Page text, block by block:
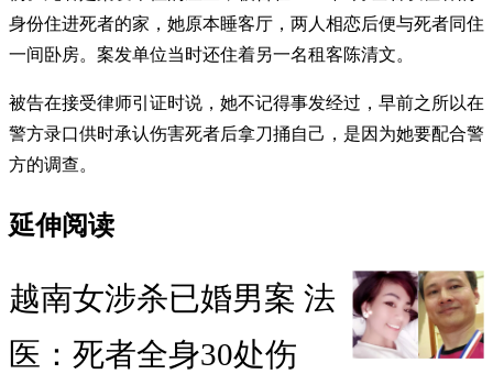
身份住进死者的家，她原本睡客厅，两人相恋后便与死者同住
一间卧房。案发单位当时还住着另一名租客陈清文。
被告在接受律师引证时说，她不记得事发经过，早前之所以在
警方录口供时承认伤害死者后拿刀捅自己，是因为她要配合警
方的调查。
延伸阅读
越南女涉杀已婚男案 法
医：死者全身30处伤